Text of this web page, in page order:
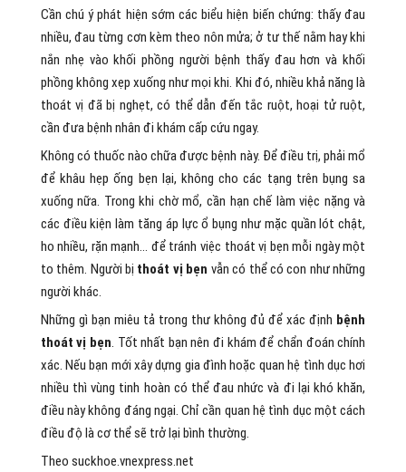
Cần chú ý phát hiện sớm các biểu hiện biến chứng: thấy đau
nhiều, đau từng cơn kèm theo nôn mửa; ở tư thế nằm hay khi
nắn nhẹ vào khối phồng người bệnh thấy đau hơn và khối
phồng không xẹp xuống như mọi khi. Khi đó, nhiều khả năng là
thoát vị đã bị nghẹt, có thể dẫn đến tắc ruột, hoại tử ruột,
cần đưa bệnh nhân đi khám cấp cứu ngay.
Không có thuốc nào chữa được bệnh này. Để điều trị, phải mổ
để khâu hẹp ống bẹn lại, không cho các tạng trên bụng sa
xuống nữa. Trong khi chờ mổ, cần hạn chế làm việc nặng và
các điều kiện làm tăng áp lực ổ bụng như mặc quần lót chật,
ho nhiều, rặn mạnh… để tránh việc thoát vị bẹn mỗi ngày một
to thêm. Người bị thoát vị bẹn vẫn có thể có con như những
người khác.
Những gì bạn miêu tả trong thư không đủ để xác định bệnh
thoát vị bẹn. Tốt nhất bạn nên đi khám để chẩn đoán chính
xác. Nếu bạn mới xây dựng gia đình hoặc quan hệ tình dục hơi
nhiều thì vùng tinh hoàn có thể đau nhức và đi lại khó khăn,
điều này không đáng ngại. Chỉ cần quan hệ tình dục một cách
điều độ là cơ thể sẽ trở lại bình thường.
Theo suckhoe.vnexpress.net